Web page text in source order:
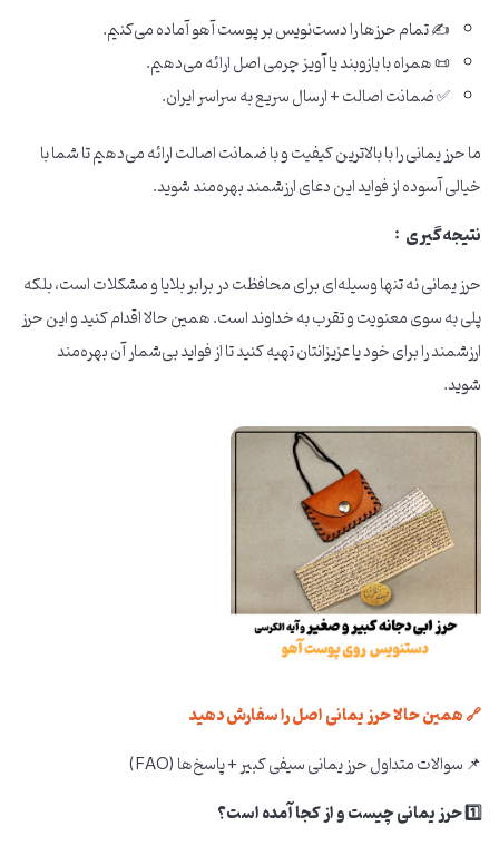
✍️ تمام حرزها را دست‌نویس بر پوست آهو آماده می‌کنیم.
📜 همراه با بازوبند یا آویز چرمی اصل ارائه می‌دهیم.
✅ ضمانت اصالت + ارسال سریع به سراسر ایران.
ما حرز یمانی را با بالاترین کیفیت و با ضمانت اصالت ارائه می‌دهیم تا شما با
خیالی آسوده از فواید این دعای ارزشمند بهره‌مند شوید.
نتیجه‌گیری :
حرز یمانی نه تنها وسیله‌ای برای محافظت در برابر بلایا و مشکلات است، بلکه
پلی به سوی معنویت و تقرب به خداوند است. همین حالا اقدام کنید و این حرز
ارزشمند را برای خود یا عزیزانتان تهیه کنید تا از فواید بی‌شمار آن بهره‌مند
شوید.
🔗 همین حالا حرز یمانی اصل را سفارش دهید
📌 سوالات متداول حرز یمانی سیفی کبیر + پاسخ‌ها (FAQ)
1️⃣ حرز یمانی چیست و از کجا آمده است؟